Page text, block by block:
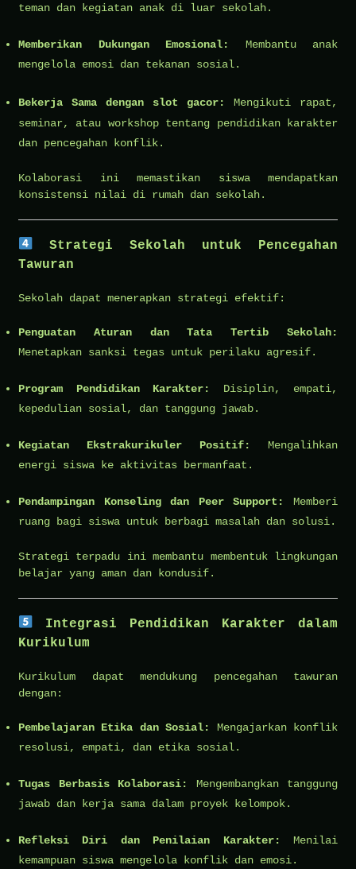
teman dan kegiatan anak di luar sekolah.
Memberikan Dukungan Emosional:
Membantu anak
mengelola emosi dan tekanan sosial.
Bekerja Sama dengan slot gacor:
Mengikuti rapat,
seminar, atau workshop tentang pendidikan karakter
dan pencegahan konflik.
Kolaborasi ini memastikan siswa mendapatkan
konsistensi nilai di rumah dan sekolah.
Strategi Sekolah untuk Pencegahan
Tawuran
Sekolah dapat menerapkan strategi efektif:
Penguatan Aturan dan Tata Tertib Sekolah:
Menetapkan sanksi tegas untuk perilaku agresif.
Program Pendidikan Karakter:
Disiplin, empati,
kepedulian sosial, dan tanggung jawab.
Kegiatan Ekstrakurikuler Positif:
Mengalihkan
energi siswa ke aktivitas bermanfaat.
Pendampingan Konseling dan Peer Support:
Memberi
ruang bagi siswa untuk berbagi masalah dan solusi.
Strategi terpadu ini membantu membentuk lingkungan
belajar yang aman dan kondusif.
Integrasi Pendidikan Karakter dalam
Kurikulum
Kurikulum dapat mendukung pencegahan tawuran
dengan:
Pembelajaran Etika dan Sosial:
Mengajarkan konflik
resolusi, empati, dan etika sosial.
Tugas Berbasis Kolaborasi:
Mengembangkan tanggung
jawab dan kerja sama dalam proyek kelompok.
Refleksi Diri dan Penilaian Karakter:
Menilai
kemampuan siswa mengelola konflik dan emosi.